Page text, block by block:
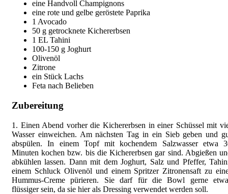
eine Handvoll Champignons
eine rote und gelbe geröstete Paprika
1 Avocado
50 g getrocknete Kichererbsen
1 EL Tahini
100-150 g Joghurt
Olivenöl
Zitrone
ein Stück Lachs
Feta nach Belieben
Zubereitung
1. Einen Abend vorher die Kichererbsen in einer Schüssel mit
Wasser einweichen. Am nächsten Tag in ein Sieb geben und
abspülen. In einem Topf mit kochendem Salzwasser etwa
Minuten kochen bzw. bis die Kichererbsen gar sind. Abgießen
abkühlen lassen. Dann mit dem Joghurt, Salz und Pfeffer,
einem Schluck Olivenöl und einem Spritzer Zitronensaft zu
Hummus-Creme pürieren. Sie darf für die Bowl gerne
flüssiger sein, da sie hier als Dressing verwendet werden soll.